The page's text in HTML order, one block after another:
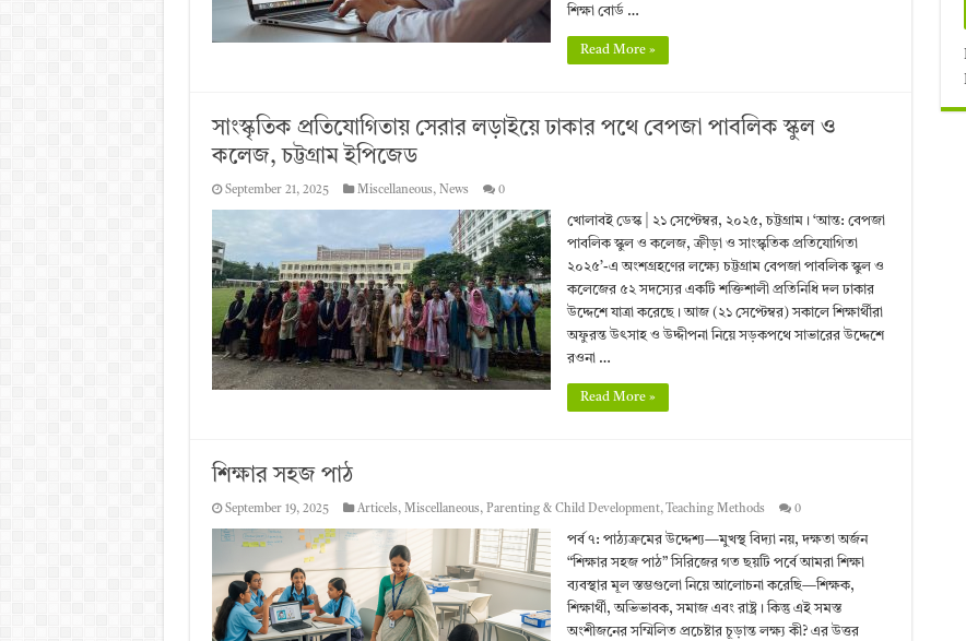
শিক্ষা বোর্ড …
Read More »
সাংস্কৃতিক প্রতিযোগিতায় সেরার লড়াইয়ে ঢাকার পথে বেপজা পাবলিক স্কুল ও
কলেজ, চট্টগ্রাম ইপিজেড
September 21, 2025 Miscellaneous, News 0
খোলাবই ডেস্ক | ২১ সেপ্টেম্বর, ২০২৫, চট্টগ্রাম। ‘আন্ত: বেপজা
পাবলিক স্কুল ও কলেজ, ক্রীড়া ও সাংস্কৃতিক প্রতিযোগিতা
২০২৫’-এ অংশগ্রহণের লক্ষ্যে চট্টগ্রাম বেপজা পাবলিক স্কুল ও
কলেজের ৫২ সদস্যের একটি শক্তিশালী প্রতিনিধি দল ঢাকার
উদ্দেশে যাত্রা করেছে। আজ (২১ সেপ্টেম্বর) সকালে শিক্ষার্থীরা
অফুরন্ত উৎসাহ ও উদ্দীপনা নিয়ে সড়কপথে সাভারের উদ্দেশে
রওনা …
Read More »
শিক্ষার সহজ পাঠ
September 19, 2025 Articels, Miscellaneous, Parenting & Child Development, Teaching Methods 0
পর্ব ৭: পাঠ্যক্রমের উদ্দেশ্য—মুখস্থ বিদ্যা নয়, দক্ষতা অর্জন
“শিক্ষার সহজ পাঠ” সিরিজের গত ছয়টি পর্বে আমরা শিক্ষা
ব্যবস্থার মূল স্তম্ভগুলো নিয়ে আলোচনা করেছি—শিক্ষক,
শিক্ষার্থী, অভিভাবক, সমাজ এবং রাষ্ট্র। কিন্তু এই সমস্ত
অংশীজনের সম্মিলিত প্রচেষ্টার চূড়ান্ত লক্ষ্য কী? এর উত্তর